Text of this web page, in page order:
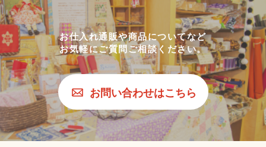
お仕入れ通販や商品についてなど
お気軽にご質問ご相談ください。
お問い合わせはこちら